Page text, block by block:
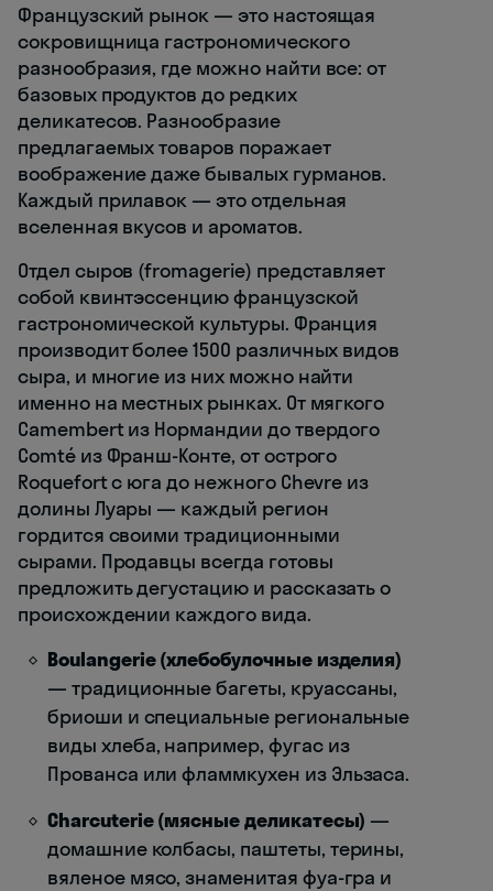
Французский рынок — это настоящая
сокровищница гастрономического
разнообразия, где можно найти все: от
базовых продуктов до редких
деликатесов. Разнообразие
предлагаемых товаров поражает
воображение даже бывалых гурманов.
Каждый прилавок — это отдельная
вселенная вкусов и ароматов.
Отдел сыров (fromagerie) представляет
собой квинтэссенцию французской
гастрономической культуры. Франция
производит более 1500 различных видов
сыра, и многие из них можно найти
именно на местных рынках. От мягкого
Camembert из Нормандии до твердого
Comté из Франш-Конте, от острого
Roquefort с юга до нежного Chevre из
долины Луары — каждый регион
гордится своими традиционными
сырами. Продавцы всегда готовы
предложить дегустацию и рассказать о
происхождении каждого вида.
Boulangerie (хлебобулочные изделия)
— традиционные багеты, круассаны,
бриоши и специальные региональные
виды хлеба, например, фугас из
Прованса или фламмкухен из Эльзаса.
Charcuterie (мясные деликатесы) —
домашние колбасы, паштеты, терины,
вяленое мясо, знаменитая фуа-гра и